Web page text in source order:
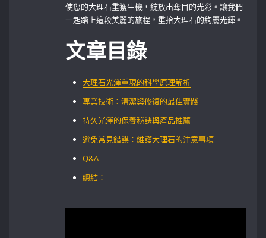
使您的大理石重獲生機，綻放出奪目的光彩。讓我們
一起踏上這段美麗的旅程，重拾大理石的絢麗光輝。
文章目錄
大理石光澤重現的科學原理解析​
專業技術：清潔與修復的最佳實踐
持久光澤的保養秘訣與產品推薦
避免常見錯誤：維護大理石的注意事項
Q&A
總結：